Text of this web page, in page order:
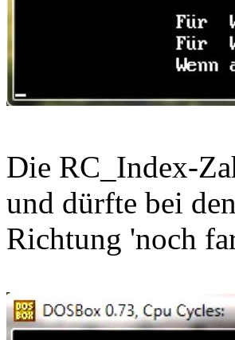
Die RC_Index-
und dürfte bei
Richtung 'noch